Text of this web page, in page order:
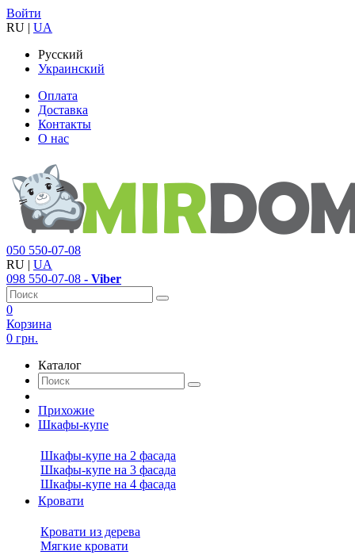
Войти
RU | UA
Русский
Украинский
Оплата
Доставка
Контакты
О нас
050 550-07-08
RU | UA
098 550-07-08 - Viber
0
Корзина
0 грн.
Каталог
Прихожие
Шкафы-купе
Шкафы-купе на 2 фасада
Шкафы-купе на 3 фасада
Шкафы-купе на 4 фасада
Кровати
Кровати из дерева
Мягкие кровати